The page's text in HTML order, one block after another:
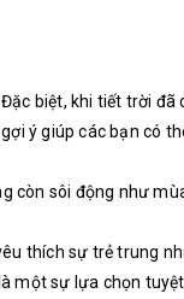
biệt, khi tiết trời
ý giúp các bạn có
còn sôi động như
thích sự trẻ trung
một sự lựa chọn